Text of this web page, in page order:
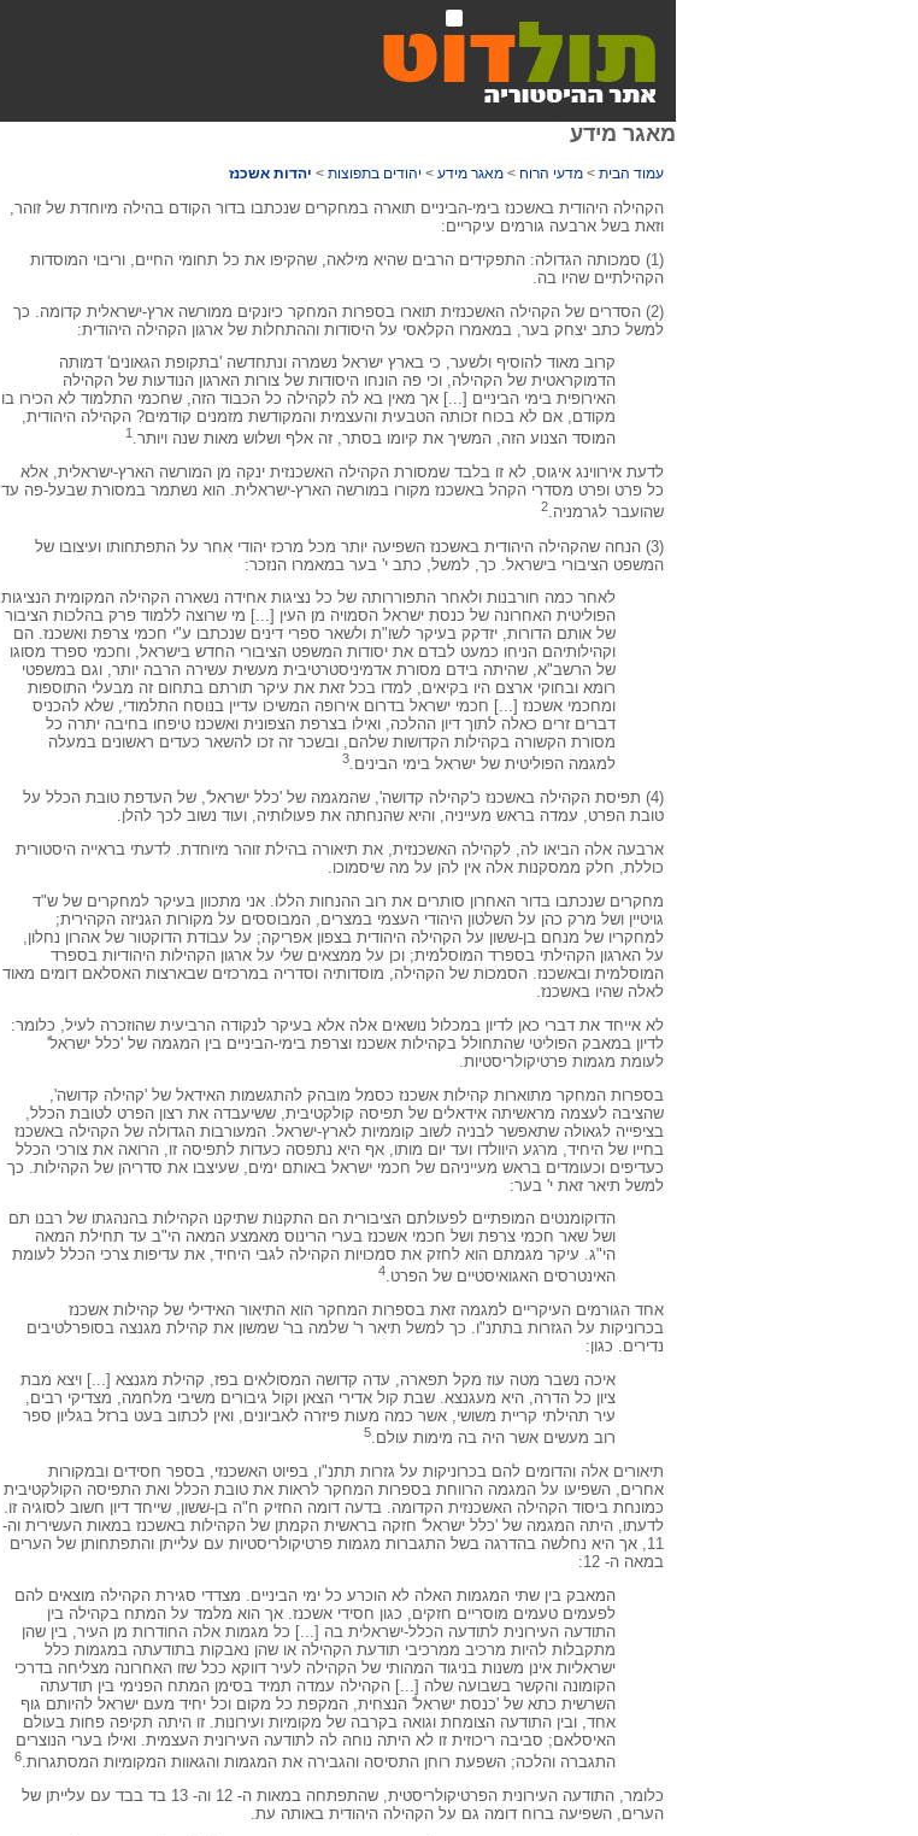
מאגר מידע
עמוד הבית > מדעי הרוח > מאגר מידע > יהודים בתפוצות > יהדות אשכנז
הקהילה היהודית באשכנז בימי-הביניים תוארה במחקרים שנכתבו בדור הקודם בהילה מיוחדת של זוהר,
וזאת בשל ארבעה גורמים עיקריים:
(1) סמכותה הגדולה: התפקידים הרבים שהיא מילאה, שהקיפו את כל תחומי החיים, וריבוי המוסדות
הקהילתיים שהיו בה.
(2) הסדרים של הקהילה האשכנזית תוארו בספרות המחקר כיונקים ממורשה ארץ-ישראלית קדומה. כך
למשל כתב יצחק בער, במאמרו הקלאסי על היסודות וההתחלות של ארגון הקהילה היהודית:
קרוב מאוד להוסיף ולשער, כי בארץ ישראל נשמרה ונתחדשה 'בתקופת הגאונים' דמותה
הדמוקראטית של הקהילה, וכי פה הונחו היסודות של צורות הארגון הנודעות של הקהילה
האירופית בימי הביניים [...] אך מאין בא לה לקהילה כל הכבוד הזה, שחכמי התלמוד לא הכירו בו
מקודם, אם לא בכוח זכותה הטבעית והעצמית והמקודשת מזמנים קודמים? הקהילה היהודית,
המוסד הצנוע הזה, המשיך את קיומו בסתר, זה אלף ושלוש מאות שנה ויותר. 1
לדעת אירווינג איגוס, לא זו בלבד שמסורת הקהילה האשכנזית ינקה מן המורשה הארץ-ישראלית, אלא
כל פרט ופרט מסדרי הקהל באשכנז מקורו במורשה הארץ-ישראלית. הוא נשתמר במסורת שבעל-פה עד
שהועבר לגרמניה.2
(3) הנחה שהקהילה היהודית באשכנז השפיעה יותר מכל מרכז יהודי אחר על התפתחותו ועיצובו של
המשפט הציבורי בישראל. כך, למשל, כתב י' בער במאמרו הנזכר:
לאחר כמה חורבנות ולאחר התפוררותה של כל נציגות אחידה נשארה הקהילה המקומית הנציגות
הפוליטית האחרונה של כנסת ישראל הסמויה מן העין [...] מי שרוצה ללמוד פרק בהלכות הציבור
של אותם הדורות, יזדקק בעיקר לשו"ת ולשאר ספרי דינים שנכתבו ע"י חכמי צרפת ואשכנז. הם
וקהילותיהם הניחו כמעט לבדם את יסודות המשפט הציבורי החדש בישראל, וחכמי ספרד מסוגו
של הרשב"א, שהיתה בידם מסורת אדמיניסטרטיבית מעשית עשירה הרבה יותר, וגם במשפטי
רומא ובחוקי ארצם היו בקיאים, למדו בכל זאת את עיקר תורתם בתחום זה מבעלי התוספות
ומחכמי אשכנז [...] חכמי ישראל בדרום אירופה המשיכו עדיין בנוסח התלמודי, שלא להכניס
דברים זרים כאלה לתוך דיון ההלכה, ואילו בצרפת הצפונית ואשכנז טיפחו בחיבה יתרה כל
מסורת הקשורה בקהילות הקדושות שלהם, ובשכר זה זכו להשאר כעדים ראשונים במעלה
למגמה הפוליטית של ישראל בימי הבינים.3
(4) תפיסת הקהילה באשכנז כ'קהילה קדושה', שהמגמה של 'כלל ישראל', של העדפת טובת הכלל על
טובת הפרט, עמדה בראש מעייניה, והיא שהנחתה את פעולותיה, ועוד נשוב לכך להלן.
ארבעה אלה הביאו לה, לקהילה האשכנזית, את תיאורה בהילת זוהר מיוחדת. לדעתי בראייה היסטורית
כוללת, חלק ממסקנות אלה אין להן על מה שיסמוכו.
מחקרים שנכתבו בדור האחרון סותרים את רוב ההנחות הללו. אני מתכוון בעיקר למחקרים של ש"ד
גויטיין ושל מרק כהן על השלטון היהודי העצמי במצרים, המבוססים על מקורות הגניזה הקהירית;
למחקריו של מנחם בן-ששון על הקהילה היהודית בצפון אפריקה; על עבודת הדוקטור של אהרון נחלון,
על הארגון הקהילתי בספרד המוסלמית; וכן על ממצאים שלי על ארגון הקהילות היהודיות בספרד
המוסלמית ובאשכנז. הסמכות של הקהילה, מוסדותיה וסדריה במרכזים שבארצות האסלאם דומים מאוד
לאלה שהיו באשכנז.
לא אייחד את דברי כאן לדיון במכלול נושאים אלה אלא בעיקר לנקודה הרביעית שהוזכרה לעיל, כלומר:
לדיון במאבק הפוליטי שהתחולל בקהילות אשכנז וצרפת בימי-הביניים בין המגמה של 'כלל ישראל'
לעומת מגמות פרטיקולריסטיות.
בספרות המחקר מתוארות קהילות אשכנז כסמל מובהק להתגשמות האידאל של 'קהילה קדושה',
שהציבה לעצמה מראשיתה אידאלים של תפיסה קולקטיבית, ששיעבדה את רצון הפרט לטובת הכלל,
בציפייה לגאולה שתאפשר לבניה לשוב קוממיות לארץ-ישראל. המעורבות הגדולה של הקהילה באשכנז
בחייו של היחיד, מרגע היוולדו ועד יום מותו, אף היא נתפסה כעדות לתפיסה זו, הרואה את צורכי הכלל
כעדיפים וכעומדים בראש מעייניהם של חכמי ישראל באותם ימים, שעיצבו את סדריהן של הקהילות. כך
למשל תיאר זאת י' בער:
הדוקומנטים המופתיים לפעולתם הציבורית הם התקנות שתיקנו הקהילות בהנהגתו של רבנו תם
ושל שאר חכמי צרפת ושל חכמי אשכנז בערי הרינוס מאמצע המאה הי"ב עד תחילת המאה
הי"ג. עיקר מגמתם הוא לחזק את סמכויות הקהילה לגבי היחיד, את עדיפות צרכי הכלל לעומת
האינטרסים האגואיסטיים של הפרט.4
אחד הגורמים העיקריים למגמה זאת בספרות המחקר הוא התיאור האידילי של קהילות אשכנז
בכרוניקות על הגזרות בתתנ"ו. כך למשל תיאר ר' שלמה בר' שמשון את קהילת מגנצה בסופרלטיבים
נדירים. כגון:
איכה נשבר מטה עוז מקל תפארה, עדה קדושה המסולאים בפז, קהילת מגנצא [...] ויצא מבת
ציון כל הדרה, היא מעגנצא. שבת קול אדירי הצאן וקול גיבורים משיבי מלחמה, מצדיקי רבים,
עיר תהילתי קריית משושי, אשר כמה מעות פיזרה לאביונים, ואין לכתוב בעט ברזל בגליון ספר
רוב מעשים אשר היה בה מימות עולם.5
תיאורים אלה והדומים להם בכרוניקות על גזרות תתנ"ו, בפיוט האשכנזי, בספר חסידים ובמקורות
אחרים, השפיעו על המגמה הרווחת בספרות המחקר לראות את טובת הכלל ואת התפיסה הקולקטיבית
כמונחת ביסוד הקהילה האשכנזית הקדומה. בדעה דומה החזיק ח"ה בן-ששון, שייחד דיון חשוב לסוגיה זו.
לדעתו, היתה המגמה של 'כלל ישראל' חזקה בראשית הקמתן של הקהילות באשכנז במאות העשירית וה-
11, אך היא נחלשה בהדרגה בשל התגברות מגמות פרטיקולריסטיות עם עלייתן והתפתחותן של הערים
במאה ה- 12:
המאבק בין שתי המגמות האלה לא הוכרע כל ימי הביניים. מצדדי סגירת הקהילה מוצאים להם
לפעמים טעמים מוסריים חזקים, כגון חסידי אשכנז. אך הוא מלמד על המתח בקהילה בין
התודעה העירונית לתודעה הכלל-ישראלית בה [...] כל מגמות אלה החודרות מן העיר, בין שהן
מתקבלות להיות מרכיב ממרכיבי תודעת הקהילה או שהן נאבקות בתודעתה במגמות כלל
ישראליות אינן משנות בניגוד המהותי של הקהילה לעיר דווקא ככל שזו האחרונה מצליחה בדרכי
הקומונה והקשר בשבועה שלה [...] הקהילה עמדה תמיד בסימן המתח הפנימי בין תודעתה
השרשית כתא של 'כנסת ישראל' הנצחית, המקפת כל מקום וכל יחיד מעם ישראל להיותם גוף
אחד, ובין התודעה הצומחת וגואה בקרבה של מקומיות ועירונות. זו היתה תקיפה פחות בעולם
האיסלאם; סביבה ריכוזית זו לא היתה נוחה לה לתודעה העירונית העצמית. ואילו בערי הנוצרים
התגברה והלכה; השפעת רוחן התסיסה והגבירה את המגמות והגאוות המקומיות המסתגרות.6
כלומר, התודעה העירונית הפרטיקולריסטית, שהתפתחה במאות ה- 12 וה- 13 בד בבד עם עלייתן של
הערים, השפיעה ברוח דומה גם על הקהילה היהודית באותה עת.